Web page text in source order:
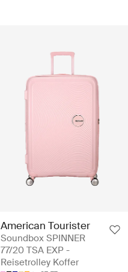
American Tourister
Soundbox SPINNER
77/20 TSA EXP -
Reisetrolley Koffer